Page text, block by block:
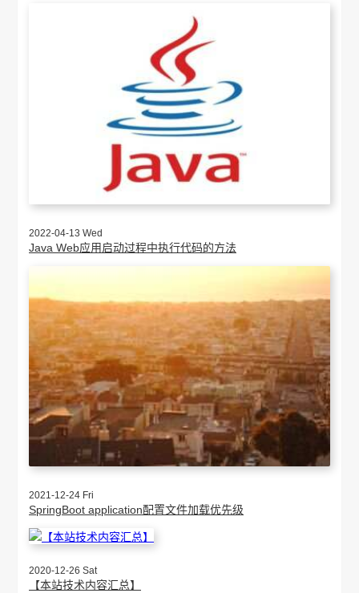
2022-04-13 Wed
Java Web应用启动过程中执行代码的方法
2021-12-24 Fri
SpringBoot application配置文件加载优先级
2020-12-26 Sat
【本站技术内容汇总】